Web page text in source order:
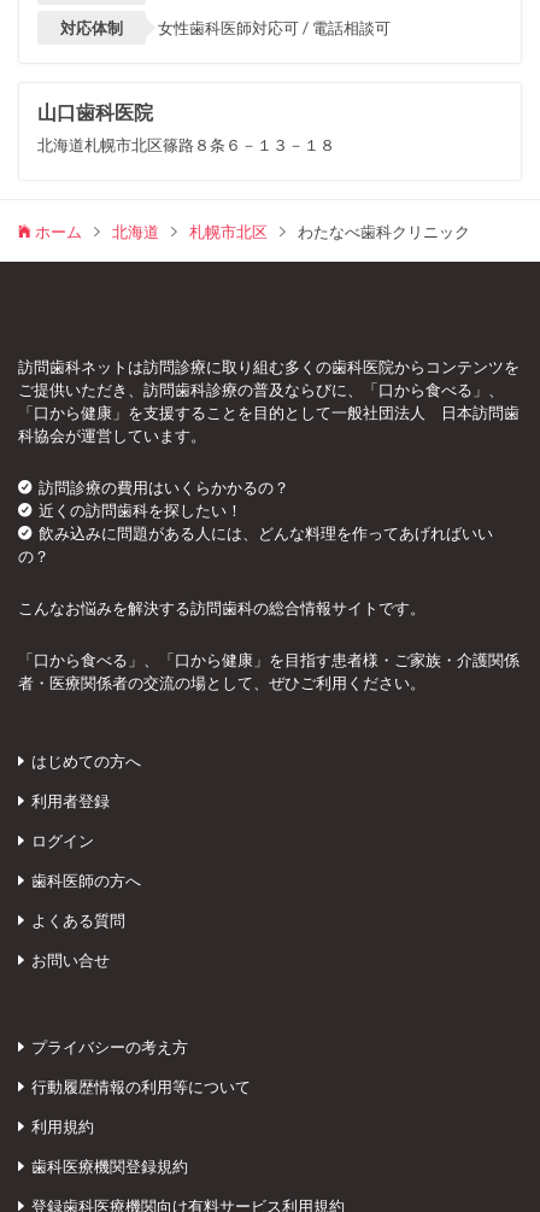
対応体制 女性歯科医師対応可 / 電話相談可
山口歯科医院
北海道札幌市北区篠路８条６－１３－１８
ホーム 北海道 札幌市北区 わたなべ歯科クリニック
訪問歯科ネットは訪問診療に取り組む多くの歯科医院からコンテンツを
ご提供いただき、訪問歯科診療の普及ならびに、「口から食べる」、
「口から健康」を支援することを目的として一般社団法人 日本訪問歯
科協会が運営しています。
訪問診療の費用はいくらかかるの？
近くの訪問歯科を探したい！
飲み込みに問題がある人には、どんな料理を作ってあげればいい
の？
こんなお悩みを解決する訪問歯科の総合情報サイトです。
「口から食べる」、「口から健康」を目指す患者様・ご家族・介護関係
者・医療関係者の交流の場として、ぜひご利用ください。
はじめての方へ
利用者登録
ログイン
歯科医師の方へ
よくある質問
お問い合せ
プライバシーの考え方
行動履歴情報の利用等について
利用規約
歯科医療機関登録規約
登録歯科医療機関向け有料サービス利用規約